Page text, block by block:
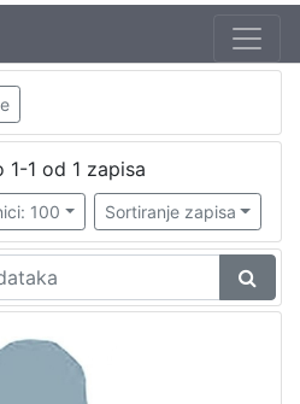
1-1 od 1 zapisa
100 Sortiranje zapisa